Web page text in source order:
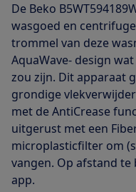
De Beko
wasgoed en
trommel van deze
AquaWave- design
zou zijn. Dit apparaat
grondige
met de AntiCrease
uitgerust met een
microplasticfilter om
vangen. Op afstand te
app.